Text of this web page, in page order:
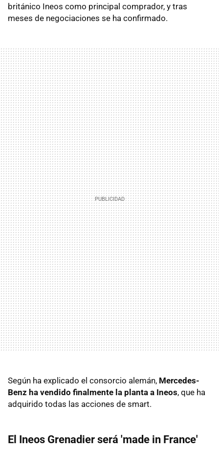
británico Ineos como principal comprador, y tras
meses de negociaciones se ha confirmado.
Según ha explicado el consorcio alemán, Mercedes-
Benz ha vendido finalmente la planta a Ineos, que ha
adquirido todas las acciones de smart.
El Ineos Grenadier será 'made in France'